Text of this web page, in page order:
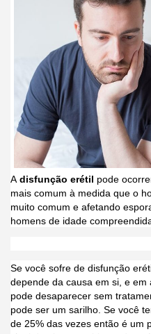
A disfunção erétil pode
mais comum à medida que o
muito comum e afetando
homens de idade
Se você sofre de disfunção
depende da causa em si, e
pode desaparecer sem
pode ser um sarilho. Se você
de 25% das vezes então é um